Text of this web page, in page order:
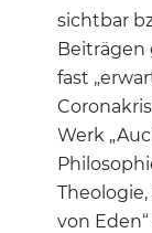
sichtbar
Beiträgen
fast
Werk
von